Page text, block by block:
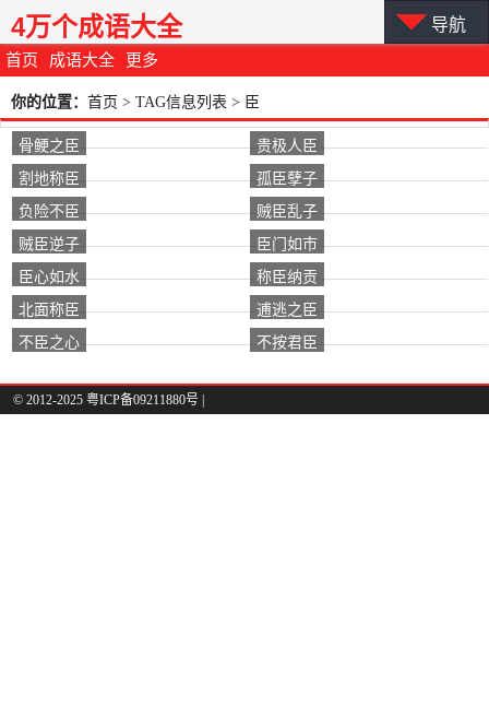
首页 成语大全 更多
4万个成语大全 导航
你的位置： 首页 > TAG信息列表 > 臣
骨鲠之臣
贵极人臣
割地称臣
孤臣孽子
负险不臣
贼臣乱子
贼臣逆子
臣门如市
臣心如水
称臣纳贡
北面称臣
逋逃之臣
不臣之心
不按君臣
© 2012-2025 粤ICP备09211880号 |